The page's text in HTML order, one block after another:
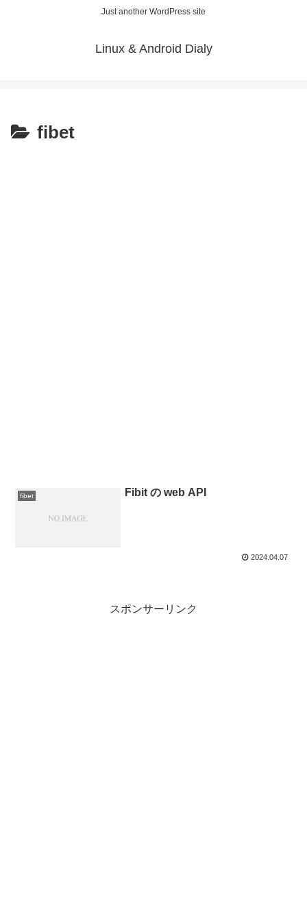
Just another WordPress site
Linux & Android Dialy
fibet
fibet Fibit の web API
2024.04.07
スポンサーリンク